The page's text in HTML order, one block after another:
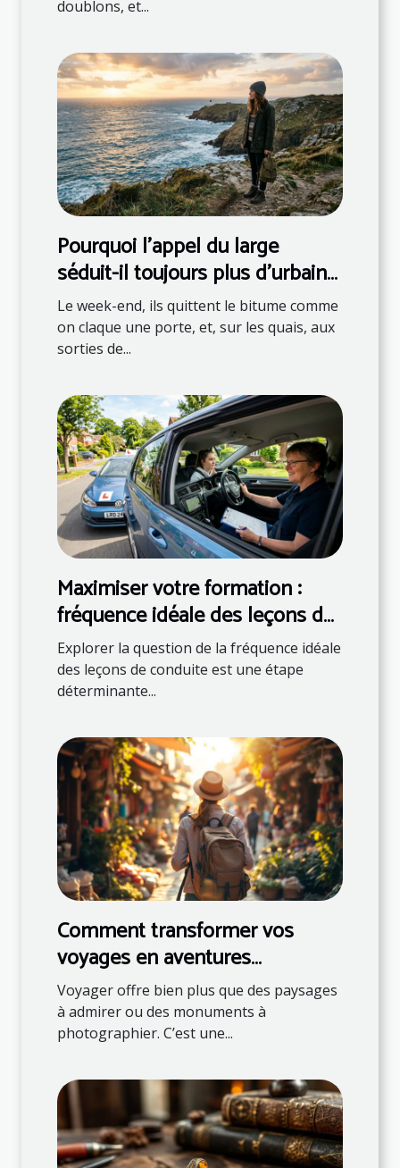
doublons, et...
Pourquoi l’appel du large
séduit-il toujours plus d’urbains
?
Le week-end, ils quittent le bitume comme
on claque une porte, et, sur les quais, aux
sorties de...
Maximiser votre formation :
fréquence idéale des leçons de
conduite
Explorer la question de la fréquence idéale
des leçons de conduite est une étape
déterminante...
Comment transformer vos
voyages en aventures
éducatives ?
Voyager offre bien plus que des paysages
à admirer ou des monuments à
photographier. C’est une...